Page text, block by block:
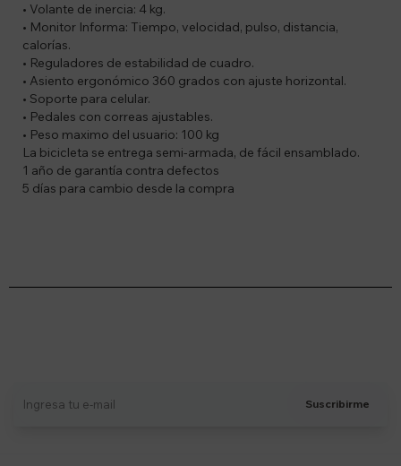
• Volante de inercia: 4 kg.
• Monitor Informa: Tiempo, velocidad, pulso, distancia,
calorías.
• Reguladores de estabilidad de cuadro.
• Asiento ergonómico 360 grados con ajuste horizontal.
• Soporte para celular.
• Pedales con correas ajustables.
• Peso maximo del usuario: 100 kg
La bicicleta se entrega semi-armada, de fácil ensamblado.
1 año de garantía contra defectos
5 días para cambio desde la compra
Suscribirme